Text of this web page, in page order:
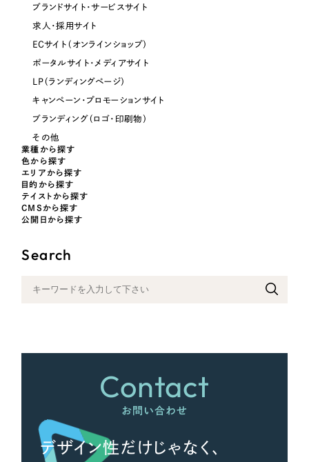
オレンジ・橙色
イエロー・黄色
グリーン・緑色
ブルー・青色
パープル・紫色
ピンク・桃色
カラフル・多色
その他
ブランドサイト・サービスサイト
求人・採用サイト
ECサイト（オンラインショップ）
ポータルサイト・メディアサイト
LP（ランディングページ）
キャンペーン・プロモーションサイト
ブランディング（ロゴ・印刷物）
その他
業種から探す
色から探す
エリアから探す
目的から探す
テイストから探す
CMSから探す
公開日から探す
Search
Contact
お問い合わせ
デザイン性だけじゃなく、